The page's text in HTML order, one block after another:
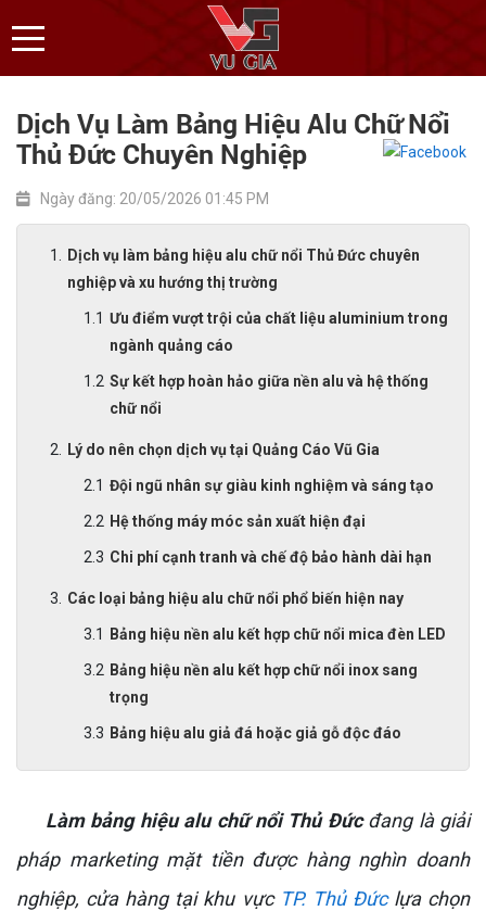
Dịch Vụ Làm Bảng Hiệu Alu Chữ Nổi
Thủ Đức Chuyên Nghiệp
Ngày đăng: 20/05/2026 01:45 PM
Dịch vụ làm bảng hiệu alu chữ nổi Thủ Đức chuyên
nghiệp và xu hướng thị trường
Ưu điểm vượt trội của chất liệu aluminium trong
ngành quảng cáo
Sự kết hợp hoàn hảo giữa nền alu và hệ thống
chữ nổi
Lý do nên chọn dịch vụ tại Quảng Cáo Vũ Gia
Đội ngũ nhân sự giàu kinh nghiệm và sáng tạo
Hệ thống máy móc sản xuất hiện đại
Chi phí cạnh tranh và chế độ bảo hành dài hạn
Các loại bảng hiệu alu chữ nổi phổ biến hiện nay
Bảng hiệu nền alu kết hợp chữ nổi mica đèn LED
Bảng hiệu nền alu kết hợp chữ nổi inox sang
trọng
Bảng hiệu alu giả đá hoặc giả gỗ độc đáo
Làm bảng hiệu alu chữ nổi Thủ Đứcđang là giải
pháp marketing mặt tiền được hàng nghìn doanh
nghiệp, cửa hàng tại khu vực TP. Thủ Đứclựa chọn